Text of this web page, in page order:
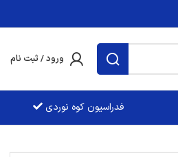
ورود / ثبت نام
فدراسيون کوه نوردی